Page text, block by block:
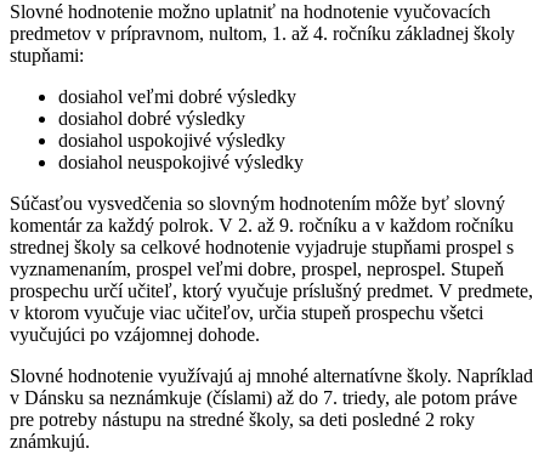
Slovné hodnotenie možno uplatniť na hodnotenie vyučovacích
predmetov v prípravnom, nultom, 1. až 4. ročníku základnej školy
stupňami:
dosiahol veľmi dobré výsledky
dosiahol dobré výsledky
dosiahol uspokojivé výsledky
dosiahol neuspokojivé výsledky
Súčasťou vysvedčenia so slovným hodnotením môže byť slovný
komentár za každý polrok. V 2. až 9. ročníku a v každom ročníku
strednej školy sa celkové hodnotenie vyjadruje stupňami prospel s
vyznamenaním, prospel veľmi dobre, prospel, neprospel. Stupeň
prospechu určí učiteľ, ktorý vyučuje príslušný predmet. V predmete,
v ktorom vyučuje viac učiteľov, určia stupeň prospechu všetci
vyučujúci po vzájomnej dohode.
Slovné hodnotenie využívajú aj mnohé alternatívne školy. Napríklad
v Dánsku sa neznámkuje (číslami) až do 7. triedy, ale potom práve
pre potreby nástupu na stredné školy, sa deti posledné 2 roky
známkujú.